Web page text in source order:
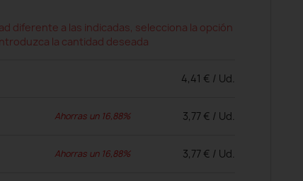
diferente a las indicadas, selecciona la opción
la cantidad deseada
4,41 € / Ud.
Ahorras un 16,88% 3,77 € / Ud.
Ahorras un 16,88% 3,77 € / Ud.